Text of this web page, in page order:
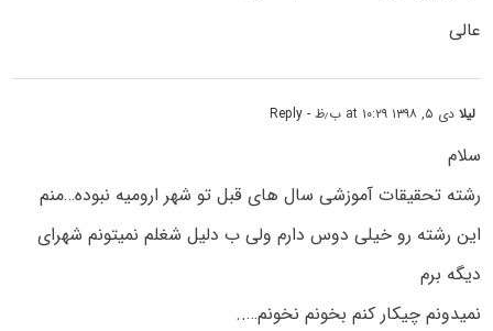
عالی
لیلادی ۵, ۱۳۹۸ at ۱۰:۲۹ ب٫ظ - Reply
سلام
رشته تحقیقات آموزشی سال های قبل تو شهر ارومیه نبوده…منم
این رشته رو خیلی دوس دارم ولی ب دلیل شغلم نمیتونم شهرای
دیگه برم
نمیدونم چیکار کنم بخونم نخونم…..